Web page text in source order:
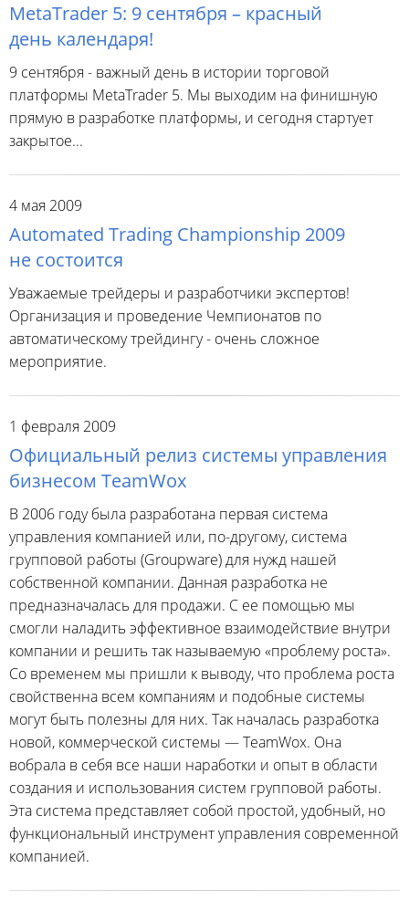
MetaTrader 5: 9 сентября – красный
день календаря!
9 сентября - важный день в истории торговой
платформы MetaTrader 5. Мы выходим на финишную
прямую в разработке платформы, и сегодня стартует
закрытое...
4 мая 2009
Automated Trading Championship 2009
не состоится
Уважаемые трейдеры и разработчики экспертов!
Организация и проведение Чемпионатов по
автоматическому трейдингу - очень сложное
мероприятие.
1 февраля 2009
Официальный релиз системы управления
бизнесом TeamWox
В 2006 году была разработана первая система
управления компанией или, по-другому, система
групповой работы (Groupware) для нужд нашей
собственной компании. Данная разработка не
предназначалась для продажи. С ее помощью мы
смогли наладить эффективное взаимодействие внутри
компании и решить так называемую «проблему роста».
Со временем мы пришли к выводу, что проблема роста
свойственна всем компаниям и подобные системы
могут быть полезны для них. Так началась разработка
новой, коммерческой системы — TeamWox. Она
вобрала в себя все наши наработки и опыт в области
создания и использования систем групповой работы.
Эта система представляет собой простой, удобный, но
функциональный инструмент управления современной
компанией.